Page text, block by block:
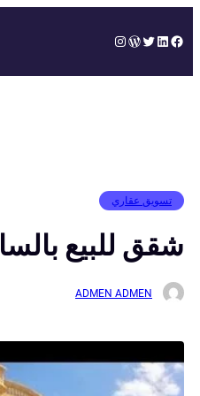
إلى
Facebook
LinkedIn
Twitter
WordPress
Instagram
تسويق عقاري
شقق للبيع
ADMEN ADMEN